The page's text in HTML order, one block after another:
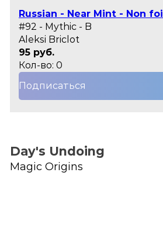
Russian - Near Mint - Non foil
#92 - Mythic - B
Aleksi Briclot
95 руб.
Кол-во: 0
Подписаться
Day's Undoing
Magic Origins